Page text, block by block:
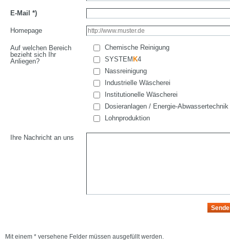
E-Mail *)
Homepage
Auf welchen Bereich
bezieht sich Ihr
Anliegen?
Chemische Reinigung
SYSTEM K4
Nassreinigung
Industrielle Wäscherei
Institutionelle Wäscherei
Dosieranlagen / Energie-Abwassertechnik
Lohnproduktion
Ihre Nachricht an uns
Mit einem * versehene Felder müssen ausgefüllt werden.